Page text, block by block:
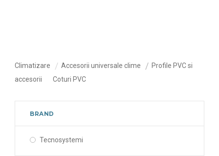
Climatizare Accesorii universale clime
Profile PVC si
accesorii
Coturi PVC
BRAND
Tecnosystemi